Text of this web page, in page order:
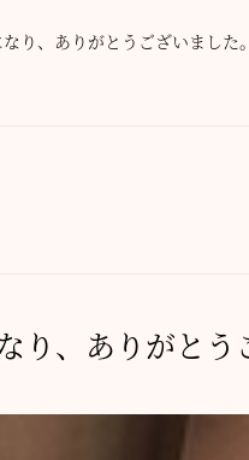
り、ありがとうございました。
り、ありがとう